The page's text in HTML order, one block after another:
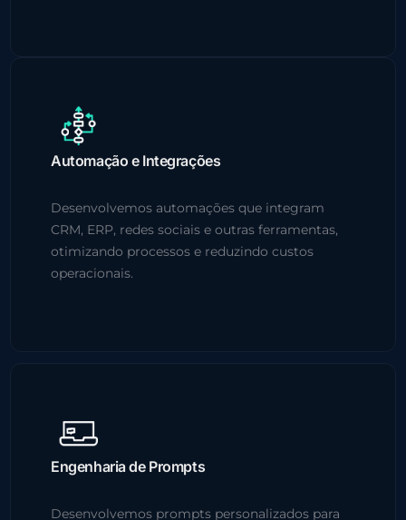
Automação e Integrações
Desenvolvemos automações que integram
CRM, ERP, redes sociais e outras ferramentas,
otimizando processos e reduzindo custos
operacionais.
Engenharia de Prompts
Desenvolvemos prompts personalizados para